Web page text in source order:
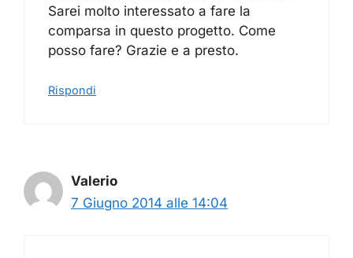
Sarei molto interessato a fare la
comparsa in questo progetto. Come
posso fare? Grazie e a presto.
Rispondi
Valerio
7 Giugno 2014 alle 14:04